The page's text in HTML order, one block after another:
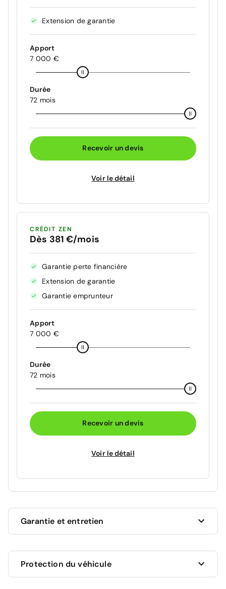
Extension de garantie
Apport
7 000 €
Durée
72 mois
Recevoir un devis
Voir le détail
CRÉDIT ZEN
Dès 381 €/mois
Garantie perte financière
Extension de garantie
Garantie emprunteur
Apport
7 000 €
Durée
72 mois
Recevoir un devis
Voir le détail
Garantie et entretien
mois à compter de la date de livraison.
Protection du véhicule